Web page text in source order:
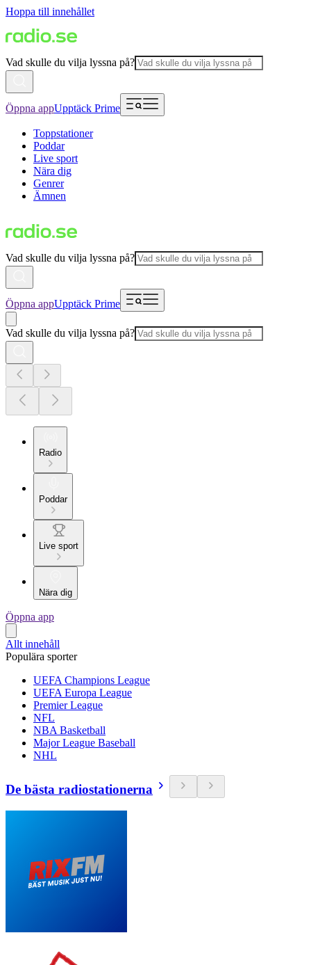
Hoppa till innehållet
Vad skulle du vilja lyssna på?
Öppna appUpptäck Prime
Toppstationer
Poddar
Live sport
Nära dig
Genrer
Ämnen
Vad skulle du vilja lyssna på?
Öppna appUpptäck Prime
Vad skulle du vilja lyssna på?
Radio
Poddar
Live sport
Nära dig
Öppna app
Allt innehåll
Populära sporter
UEFA Champions League
UEFA Europa League
Premier League
NFL
NBA Basketball
Major League Baseball
NHL
De bästa radiostationerna